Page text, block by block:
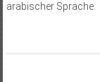
arabischer Sprache.